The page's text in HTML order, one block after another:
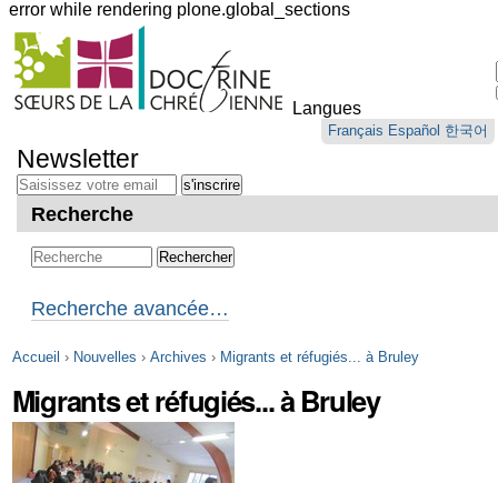
error while rendering plone.global_sections
Outils
personnels
Langues
Français Español 한국어
au
contenu.
Aller
navigation
Newsletter
Recherche
Recherche avancée…
Accueil › Nouvelles › Archives › Migrants et réfugiés... à Bruley
Migrants et réfugiés... à Bruley